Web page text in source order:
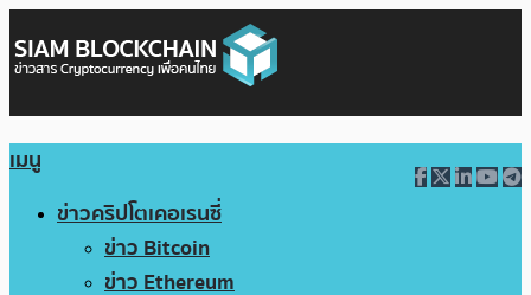
เมนู
ข่าวคริปโตเคอเรนซี่
ข่าว Bitcoin
ข่าว Ethereum